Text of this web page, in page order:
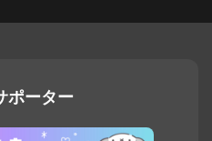
ポーター